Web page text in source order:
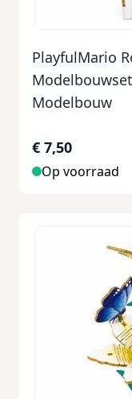
PlayfulMario
Modelbouw
€ 7,50
Op voorraad